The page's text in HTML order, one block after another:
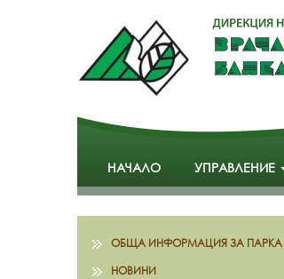
НАЧАЛО УПРАВЛЕНИЕ
ОБЩА ИНФОРМАЦИЯ ЗА ПАРКА
НОВИНИ